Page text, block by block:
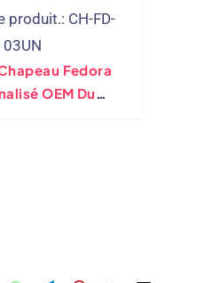
produit.: CH-FD-
03UN
Fedora
OEM Du